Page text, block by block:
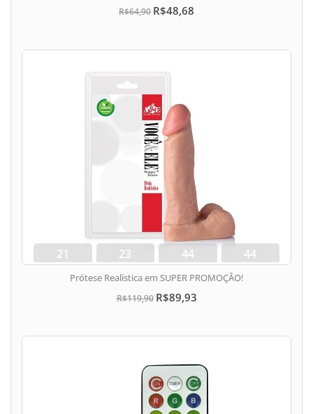
R$64,90 R$48,68
21
dias
23
hora
44
min
43
seg
Prótese Realística em SUPER PROMOÇÂO!
R$119,90 R$89,93